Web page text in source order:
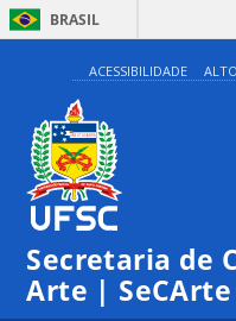
BRASIL
ACESSIBILIDADE
Secretaria de
Arte | SeCArte
0:00
1:00